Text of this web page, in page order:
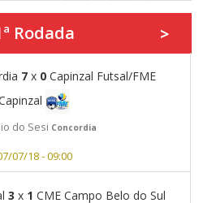
Rodada >
7 x 0 Capinzal Futsal/FME
do Sesi Concordia
07/18 - 09:00
3 x 1 CME Campo Belo do Sul